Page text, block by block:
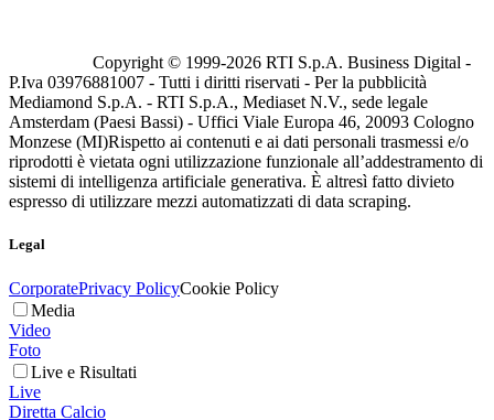
Copyright © 1999-2026 RTI S.p.A. Business Digital -
P.Iva 03976881007 - Tutti i diritti riservati - Per la pubblicità
Mediamond S.p.A. - RTI S.p.A., Mediaset N.V., sede legale
Amsterdam (Paesi Bassi) - Uffici Viale Europa 46, 20093 Cologno
Monzese (MI)Rispetto ai contenuti e ai dati personali trasmessi e/o
riprodotti è vietata ogni utilizzazione funzionale all’addestramento di
sistemi di intelligenza artificiale generativa. È altresì fatto divieto
espresso di utilizzare mezzi automatizzati di data scraping.
Legal
CorporatePrivacy PolicyCookie Policy
Media
Video
Foto
Live e Risultati
Live
Diretta Calcio